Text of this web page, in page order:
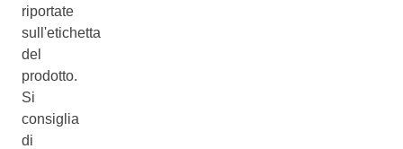
riportate
sull'etichetta
del
prodotto.
Si
consiglia
di